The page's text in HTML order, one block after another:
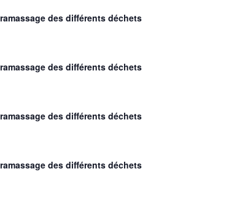
des différents déchets
des différents déchets
des différents déchets
des différents déchets